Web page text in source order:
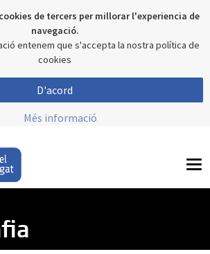
de tercers per millorar l'experiencia de
navegació.
entenem que s'accepta la nostra política de
cookies
D'acord
Més informació